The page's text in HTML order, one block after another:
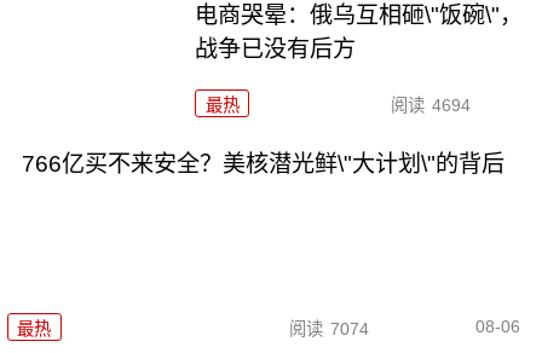
电商哭晕：俄乌互相砸\"饭碗\"，
战争已没有后方
最热 阅读 4694
766亿买不来安全？美核潜光鲜\"大计划\"的背后
最热 阅读 7074 08-06